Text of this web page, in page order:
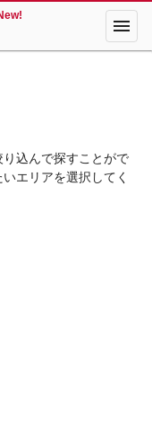
menu
込んで探すことがで
エリアを選択してく